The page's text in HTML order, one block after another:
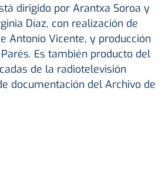
dirigido por Arantxa Soroa y
Díaz, con realización de
Antonio Vicente, y producción
Es también producto del
de la radiotelevisión
documentación del Archivo de